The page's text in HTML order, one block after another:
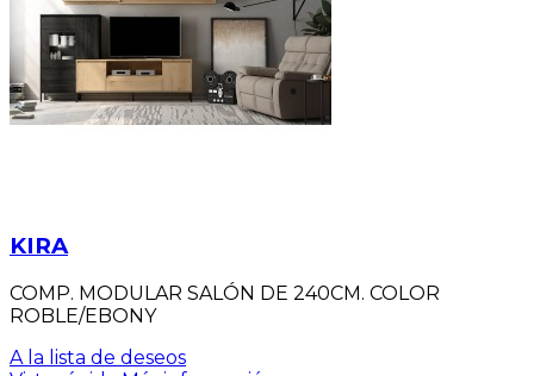
KIRA
COMP. MODULAR SALÓN DE 240CM. COLOR
ROBLE/EBONY
A la lista de deseos